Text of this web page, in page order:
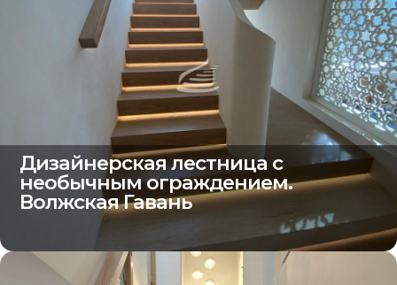
Дизайнерская лестница с
необычным ограждением.
Волжская Гавань